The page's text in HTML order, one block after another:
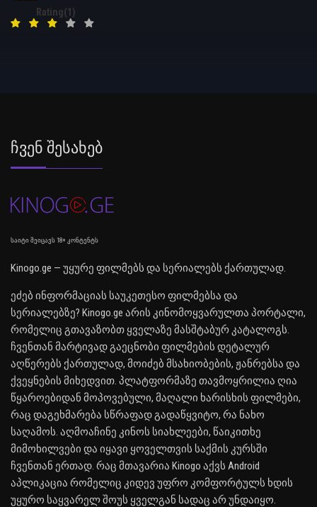
Rating(1)
Ჩვენ Შესახებ
საიტი შეიცავს 18+ კონტენტს
Kinogo.ge — უყურე ფილმებს და სერიალებს ქართულად.
ეძებ ინფორმაციას საუკეთესო ფილმებსა და
სერიალებზე? Kinogo.ge არის კინომოყვარულთა პორტალი,
რომელიც გთავაზობთ ყველაზე მასშტაბურ კატალოგს.
ჩვენთან მარტივად გაეცნობი ფილმების დეტალურ
აღწერებს ქართულად, მოიძებ მსახიობების, ჟანრებსა და
ქვეყნების მიხედვით. პლატფორმაზე თავმოყრილია ღია
წყაროებიდან მოპოვებული, მაღალი ხარისხის ფილმები,
რაც დაგეხმარება სწრაფად გადაწყვიტო, რა ნახო
საღამოს. აღმოაჩინე კინოს სიახლეები, წაიკითხე
მიმოხილვები და იყავი ყოველთვის საქმის კურსში
ჩვენთან ერთად. რაც მთავარია Kinogo აქვს Android
აპლიკაცია რომელიც კიდევ უფრო კომფორტულს ხდის
უყურო საყვარელ შოუს ყველგან სადაც არ უნდაიყო.